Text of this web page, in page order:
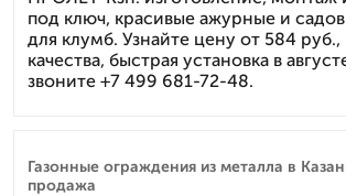
под ключ, красивые ажурные и
для клумб. Узнайте цену от 584 руб.,
качества, быстрая установка в
звоните +7 499 681-72-48.
Газонные ограждения из металла в
продажа